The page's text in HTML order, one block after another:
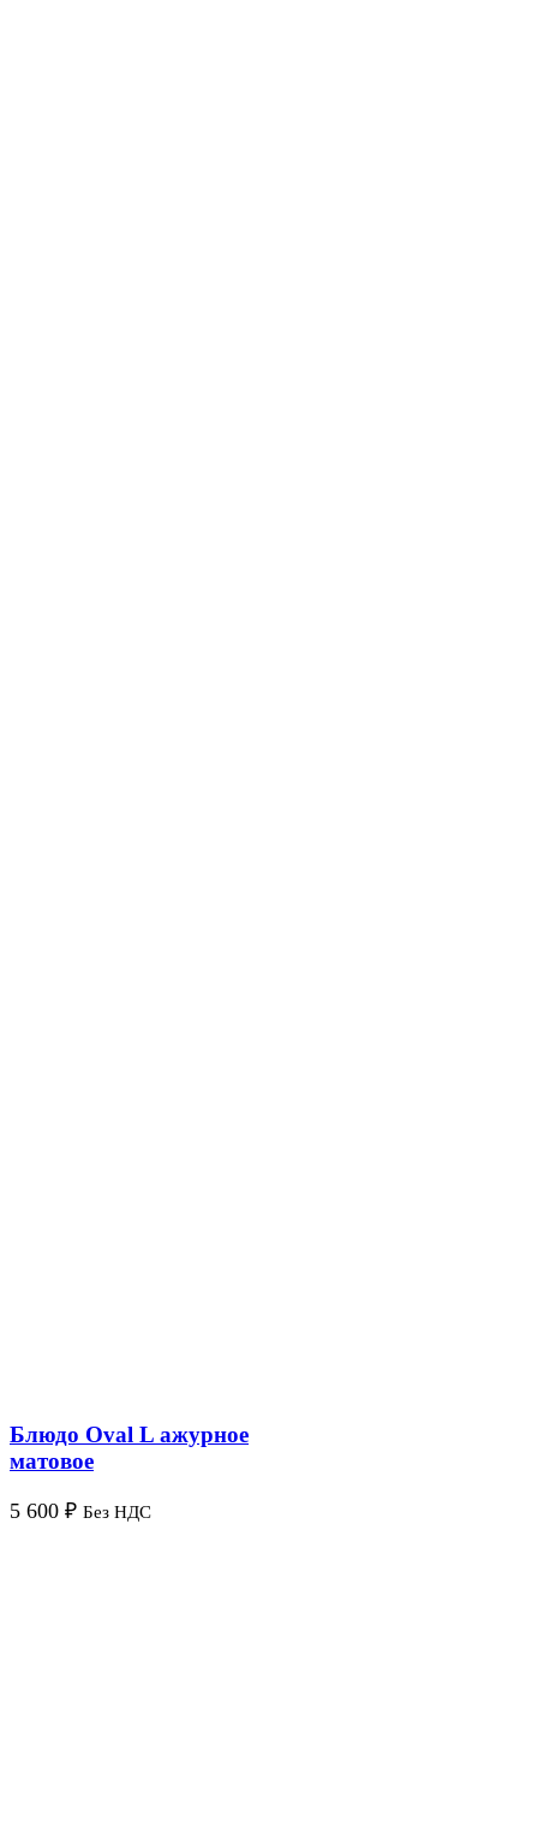
Блюдо Oval L ажурное
матовое
5 600 ₽ Без НДС